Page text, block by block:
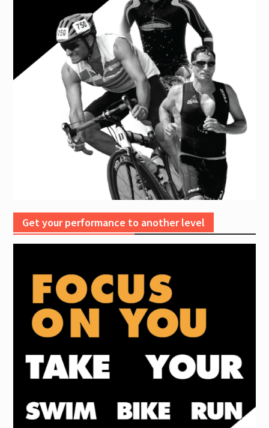
Get your performance to another level